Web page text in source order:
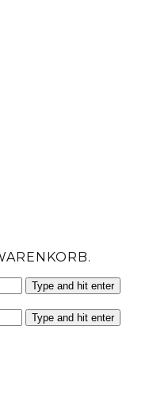
Type and hit enter
Type and hit enter